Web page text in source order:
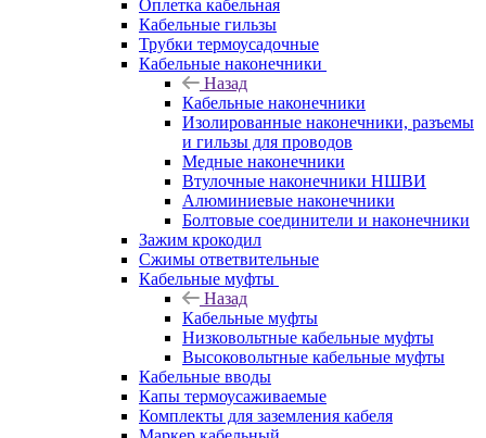
Оплетка кабельная
Кабельные гильзы
Трубки термоусадочные
Кабельные наконечники
Назад
Кабельные наконечники
Изолированные наконечники, разъемы
и гильзы для проводов
Медные наконечники
Втулочные наконечники НШВИ
Алюминиевые наконечники
Болтовые соединители и наконечники
Зажим крокодил
Сжимы ответвительные
Кабельные муфты
Назад
Кабельные муфты
Низковольтные кабельные муфты
Высоковольтные кабельные муфты
Кабельные вводы
Капы термоусаживаемые
Комплекты для заземления кабеля